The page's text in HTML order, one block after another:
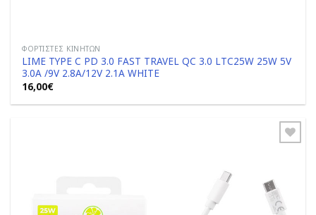
ΦΟΡΤΙΣΤΈΣ ΚΙΝΗΤΏΝ
LIME TYPE C PD 3.0 FAST TRAVEL QC 3.0 LTC25W 25W 5V
3.0A /9V 2.8A/12V 2.1A WHITE
16,00€
Add to
Wishlist